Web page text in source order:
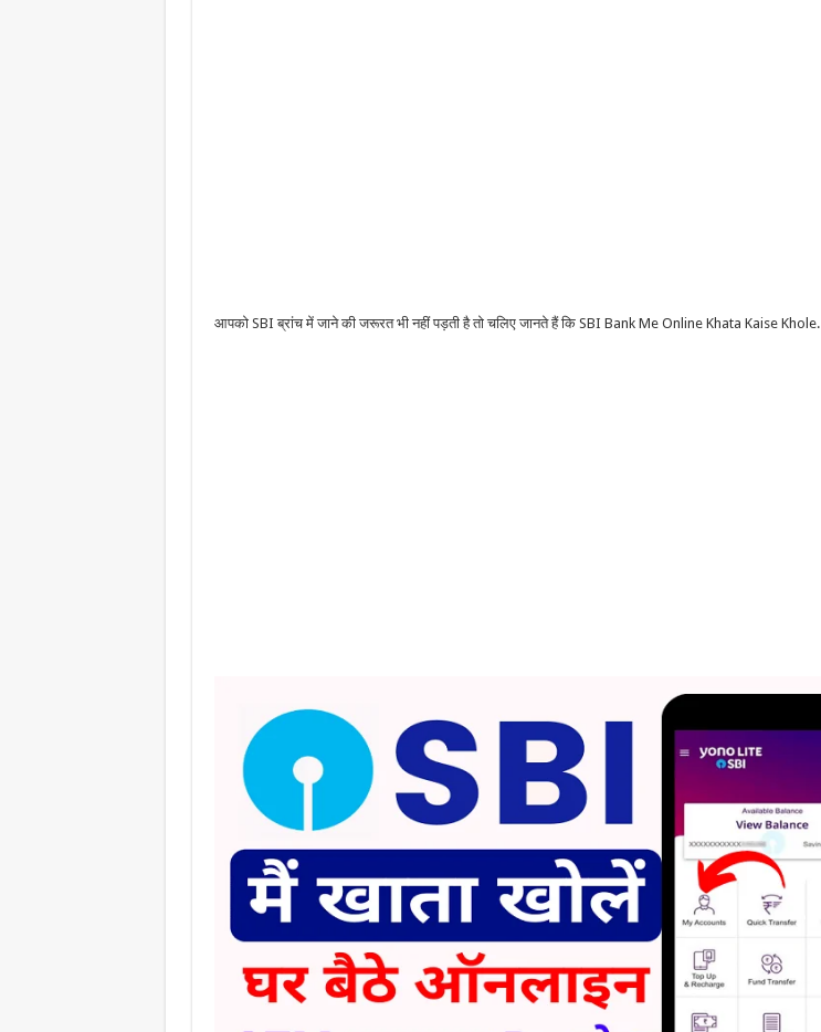
आपको SBI ब्रांच में जाने की जरूरत भी नहीं पड़ती है तो चलिए जानते हैं कि SBI Bank Me Online Khata Kaise Khole.